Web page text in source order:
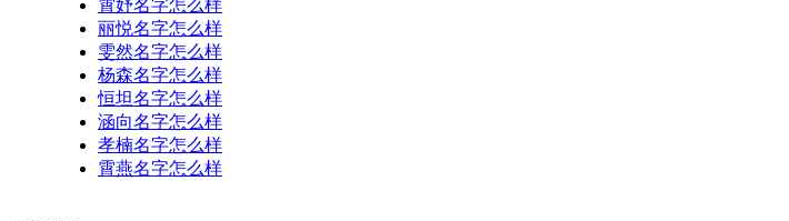
霄妤名字怎么样
丽悦名字怎么样
雯然名字怎么样
杨森名字怎么样
恒坦名字怎么样
涵向名字怎么样
孝楠名字怎么样
霄燕名字怎么样